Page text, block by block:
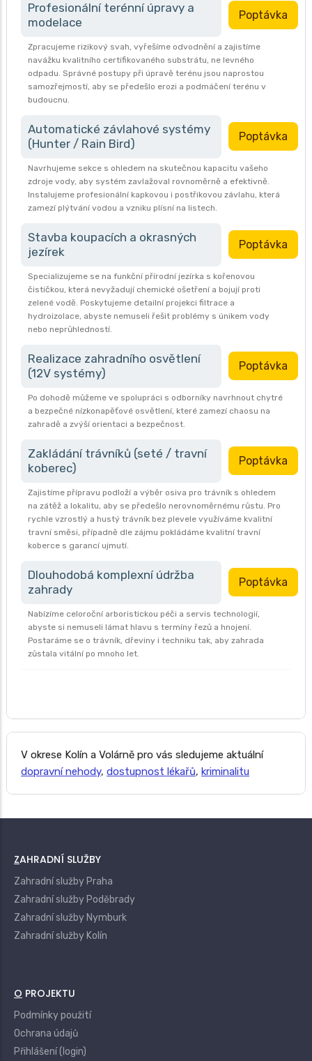
Profesionální terénní úpravy a
modelace
Poptávka
Zpracujeme rizikový svah, vyřešíme odvodnění a zajistíme
navážku kvalitního certifikovaného substrátu, ne levného
odpadu. Správné postupy při úpravě terénu jsou naprostou
samozřejmostí, aby se předešlo erozi a podmáčení terénu v
budoucnu.
Automatické závlahové systémy
(Hunter / Rain Bird)
Poptávka
Navrhujeme sekce s ohledem na skutečnou kapacitu vašeho
zdroje vody, aby systém zavlažoval rovnoměrně a efektivně.
Instalujeme profesionální kapkovou i postřikovou závlahu, která
zamezí plýtvání vodou a vzniku plísní na listech.
Stavba koupacích a okrasných
jezírek
Poptávka
Specializujeme se na funkční přírodní jezírka s kořenovou
čističkou, která nevyžadují chemické ošetření a bojují proti
zelené vodě. Poskytujeme detailní projekci filtrace a
hydroizolace, abyste nemuseli řešit problémy s únikem vody
nebo neprůhledností.
Realizace zahradního osvětlení
(12V systémy)
Poptávka
Po dohodě můžeme ve spolupráci s odborníky navrhnout chytré
a bezpečné nízkonapěťové osvětlení, které zamezí chaosu na
zahradě a zvýší orientaci a bezpečnost.
Zakládání trávníků (seté / travní
koberec)
Poptávka
Zajistíme přípravu podloží a výběr osiva pro trávník s ohledem
na zátěž a lokalitu, aby se předešlo nerovnoměrnému růstu. Pro
rychle vzrostlý a hustý trávník bez plevele využíváme kvalitní
travní směsi, případně dle zájmu pokládáme kvalitní travní
koberce s garancí ujmutí.
Dlouhodobá komplexní údržba
zahrady
Poptávka
Nabízíme celoroční arboristickou péči a servis technologií,
abyste si nemuseli lámat hlavu s termíny řezů a hnojení.
Postaráme se o trávník, dřeviny i techniku tak, aby zahrada
zůstala vitální po mnoho let.
V okrese Kolín a Volárně pro vás sledujeme aktuální
dopravní nehody, dostupnost lékařů, kriminalitu
ZAHRADNÍ SLUŽBY
Zahradní služby Praha
Zahradní služby Poděbrady
Zahradní služby Nymburk
Zahradní služby Kolín
O PROJEKTU
Podmínky použití
Ochrana údajů
Přihlášení (login)